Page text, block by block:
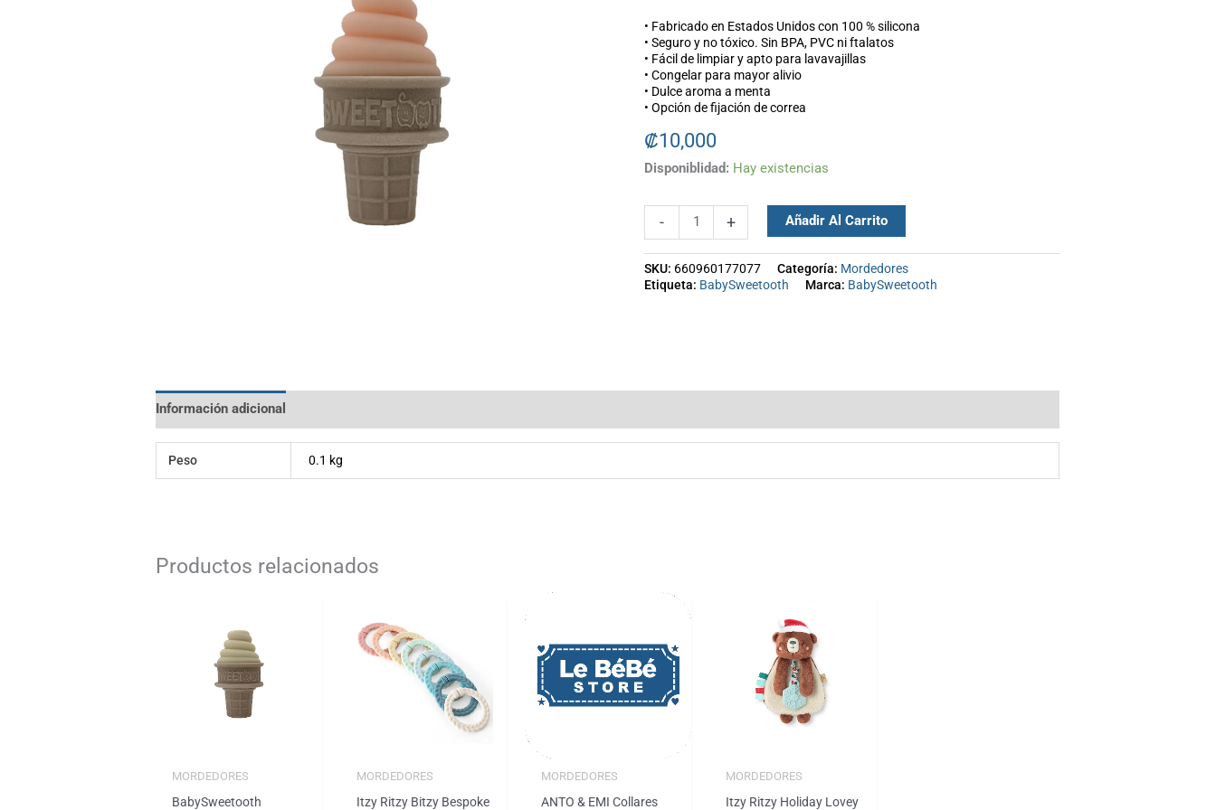
• Fabricado en Estados Unidos con 100 % silicona
• Seguro y no tóxico. Sin BPA, PVC ni ftalatos
• Fácil de limpiar y apto para lavavajillas
• Congelar para mayor alivio
• Dulce aroma a menta
• Opción de fijación de correa
₡10,000
Disponiblidad: Hay existencias
- + Añadir Al Carrito
SKU: 660960177077 Categoría: Mordedores
Etiqueta: BabySweetooth Marca: BabySweetooth
Información adicional
Peso 0.1 kg
Productos relacionados
MORDEDORES
BabySweetooth
MORDEDORES
Itzy Ritzy Bitzy Bespoke
MORDEDORES
ANTO & EMI Collares
MORDEDORES
Itzy Ritzy Holiday Lovey